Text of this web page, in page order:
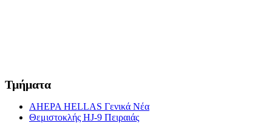
Τμήματα
AHEPA HELLAS Γενικά Νέα
Θεμιστοκλής HJ-9 Πειραιάς